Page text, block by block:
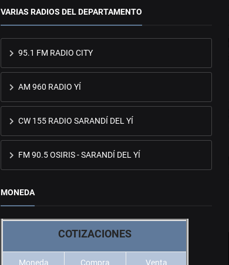
VARIAS RADIOS DEL DEPARTAMENTO
95.1 FM RADIO CITY
AM 960 RADIO YÍ
CW 155 RADIO SARANDÍ DEL YÍ
FM 90.5 OSIRIS - SARANDÍ DEL YÍ
MONEDA
COTIZACIONES
Moneda Compra Venta